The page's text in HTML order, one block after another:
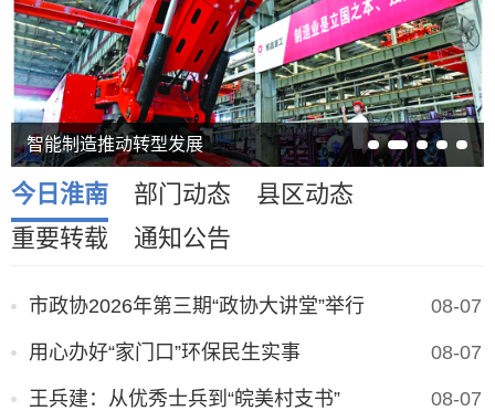
智能制造推动转型发展
今日淮南 部门动态
县区动态
重要转载
通知公告
市政协2026年第三期“政协大讲堂”举行 08-07
用心办好“家门口”环保民生实事 08-07
王兵建：从优秀士兵到“皖美村支书” 08-07